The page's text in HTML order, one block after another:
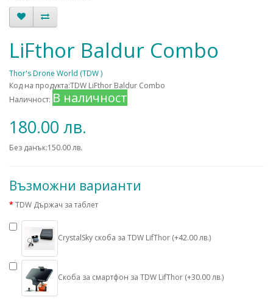
LiFthor Baldur Combo
Thor's Drone World (TDW )
Код на продукта:TDW LiFthor Baldur Combo
Наличност: В наличност
180.00 лв.
Без данък:150.00 лв.
Възможни варианти
TDW Държач за таблет
CrystalSky скоба за TDW LifThor (+42.00 лв.)
Скоба за смартфон за TDW LifThor (+30.00 лв.)